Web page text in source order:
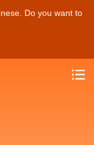
Do you want to
